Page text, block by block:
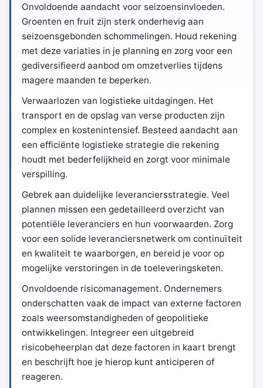
Onvoldoende aandacht voor seizoensinvloeden.
Groenten en fruit zijn sterk onderhevig aan
seizoensgebonden schommelingen. Houd rekening
met deze variaties in je planning en zorg voor een
gediversifieerd aanbod om omzetverlies tijdens
magere maanden te beperken.
Verwaarlozen van logistieke uitdagingen. Het
transport en de opslag van verse producten zijn
complex en kostenintensief. Besteed aandacht aan
een efficiënte logistieke strategie die rekening
houdt met bederfelijkheid en zorgt voor minimale
verspilling.
Gebrek aan duidelijke leveranciersstrategie. Veel
plannen missen een gedetailleerd overzicht van
potentiële leveranciers en hun voorwaarden. Zorg
voor een solide leveranciersnetwerk om continuïteit
en kwaliteit te waarborgen, en bereid je voor op
mogelijke verstoringen in de toeleveringsketen.
Onvoldoende risicomanagement. Ondernemers
onderschatten vaak de impact van externe factoren
zoals weersomstandigheden of geopolitieke
ontwikkelingen. Integreer een uitgebreid
risicobeheerplan dat deze factoren in kaart brengt
en beschrijft hoe je hierop kunt anticiperen of
reageren.